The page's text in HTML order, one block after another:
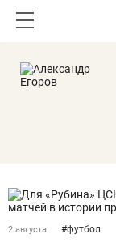
2 августа #футбол